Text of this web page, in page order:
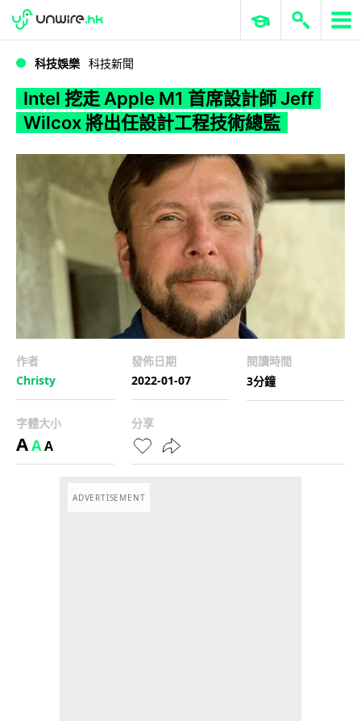
WWDC 2026 ERP 與商業 AI
科技娛樂 科技新聞
Intel 挖走 Apple M1 首席設計師 Jeff
Wilcox 將出任設計工程技術總監
作者
Christy
發佈日期
2022-01-07
閱讀時間
3分鐘
字體大小
AAA
分享
ADVERTISEMENT